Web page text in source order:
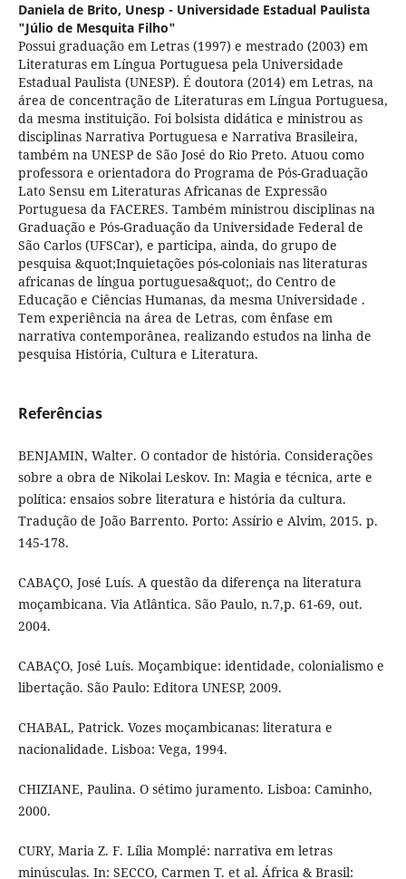
Daniela de Brito, Unesp - Universidade Estadual Paulista
"Júlio de Mesquita Filho"
Possui graduação em Letras (1997) e mestrado (2003) em
Literaturas em Língua Portuguesa pela Universidade
Estadual Paulista (UNESP). É doutora (2014) em Letras, na
área de concentração de Literaturas em Língua Portuguesa,
da mesma instituição. Foi bolsista didática e ministrou as
disciplinas Narrativa Portuguesa e Narrativa Brasileira,
também na UNESP de São José do Rio Preto. Atuou como
professora e orientadora do Programa de Pós-Graduação
Lato Sensu em Literaturas Africanas de Expressão
Portuguesa da FACERES. Também ministrou disciplinas na
Graduação e Pós-Graduação da Universidade Federal de
São Carlos (UFSCar), e participa, ainda, do grupo de
pesquisa &quot;Inquietações pós-coloniais nas literaturas
africanas de língua portuguesa&quot;, do Centro de
Educação e Ciências Humanas, da mesma Universidade .
Tem experiência na área de Letras, com ênfase em
narrativa contemporânea, realizando estudos na linha de
pesquisa História, Cultura e Literatura.
Referências
BENJAMIN, Walter. O contador de história. Considerações
sobre a obra de Nikolai Leskov. In: Magia e técnica, arte e
política: ensaios sobre literatura e história da cultura.
Tradução de João Barrento. Porto: Assírio e Alvim, 2015. p.
145-178.
CABAÇO, José Luís. A questão da diferença na literatura
moçambicana. Via Atlântica. São Paulo, n.7,p. 61-69, out.
2004.
CABAÇO, José Luís. Moçambique: identidade, colonialismo e
libertação. São Paulo: Editora UNESP, 2009.
CHABAL, Patrick. Vozes moçambicanas: literatura e
nacionalidade. Lisboa: Vega, 1994.
CHIZIANE, Paulina. O sétimo juramento. Lisboa: Caminho,
2000.
CURY, Maria Z. F. Lília Momplé: narrativa em letras
minúsculas. In: SECCO, Carmen T. et al. África & Brasil: